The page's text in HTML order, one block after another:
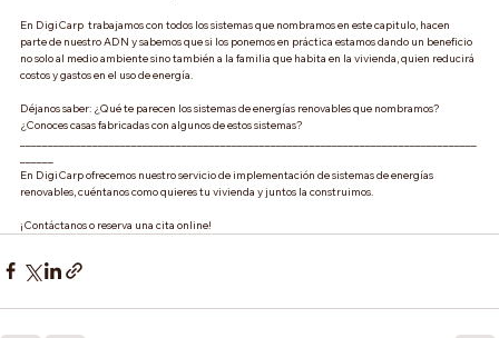
En DigiCarp  trabajamos con todos los sistemas que nombramos en este capitulo, hacen
parte de nuestro ADN y sabemos que si los ponemos en práctica estamos dando un beneficio
no solo al medio ambiente sino también a la familia que habita en la vivienda, quien reducirá
costos y gastos en el uso de energía.
Déjanos saber: ¿Qué te parecen los sistemas de energías renovables que nombramos?
¿Conoces casas fabricadas con algunos de estos sistemas?
En DigiCarp ofrecemos nuestro servicio de implementación de sistemas de energías
renovables, cuéntanos como quieres tu vivienda y juntos la construimos.
¡Contáctanos o reserva una cita online!